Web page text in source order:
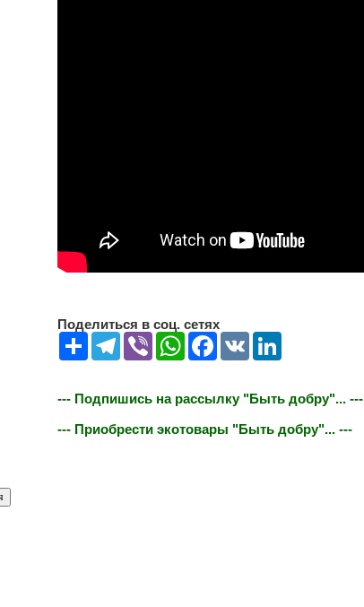
Поделиться в соц. сетях
Share Telegram
Viber WhatsAppFacebook
VK
--- Подпишись на рассылку "Быть добру"... ---
--- Приобрести экотовары "Быть добру"... ---